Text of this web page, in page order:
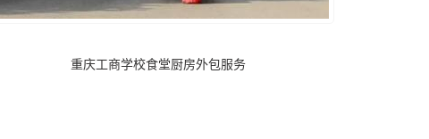
重庆工商学校食堂厨房外包服务